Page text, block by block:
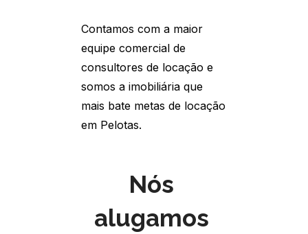
Nós
alugamos
Contamos com a maior
equipe comercial de
consultores de locação e
somos a imobiliária que
mais bate metas de locação
em Pelotas.